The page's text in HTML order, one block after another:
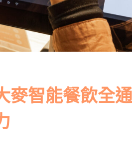
麥智能餐飲全